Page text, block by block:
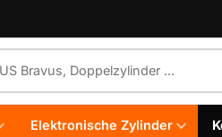
Elektronische Zylinder